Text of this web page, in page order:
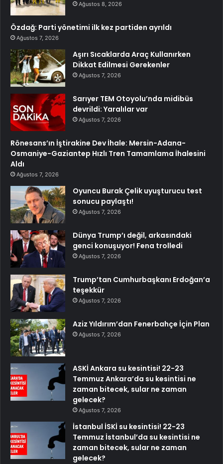
Ağustos 8, 2026
Özdağ: Parti yönetimi ilk kez partiden ayrıldı
Ağustos 7, 2026
Aşırı Sıcaklarda Araç Kullanırken
Dikkat Edilmesi Gerekenler
Ağustos 7, 2026
Sarıyer TEM Otoyolu’nda midibüs
devrildi: Yaralılar var
Ağustos 7, 2026
Rönesans’ın İştirakine Dev İhale: Mersin-Adana-
Osmaniye-Gaziantep Hızlı Tren Tamamlama İhalesini
Aldı
Ağustos 7, 2026
Oyuncu Burak Çelik uyuşturucu test
sonucu paylaştı!
Ağustos 7, 2026
Dünya Trump’ı değil, arkasındaki
genci konuşuyor! Fena trolledi
Ağustos 7, 2026
Trump’tan Cumhurbaşkanı Erdoğan’a
teşekkür
Ağustos 7, 2026
Aziz Yıldırım’dan Fenerbahçe İçin Plan
Ağustos 7, 2026
ASKİ Ankara su kesintisi! 22-23
Temmuz Ankara’da su kesintisi ne
zaman bitecek, sular ne zaman
gelecek?
Ağustos 7, 2026
İstanbul İSKİ su kesintisi! 22-23
Temmuz İstanbul’da su kesintisi ne
zaman bitecek, sular ne zaman
gelecek?